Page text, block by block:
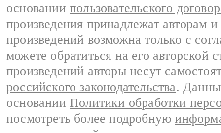
основании пользовательского
произведения принадлежат авторам
произведений возможна только с
можете обратиться на его авторской
произведений авторы несут
российского законодательства.
основании Политики обработки
посмотреть более подробную